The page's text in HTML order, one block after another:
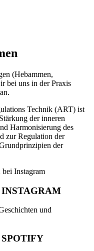
(Hebammen,
bei uns in der Praxis
an.
Technik (ART) ist
der inneren
Harmonisierung des
zur Regulation der
der
Instagram
und